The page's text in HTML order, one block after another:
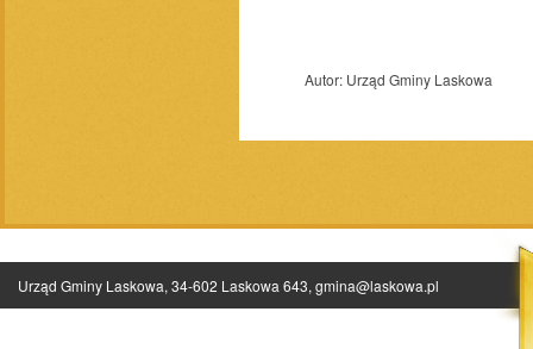
Autor: Urząd Gminy Laskowa
Urząd Gminy Laskowa, 34-602 Laskowa 643, gmina@laskowa.pl